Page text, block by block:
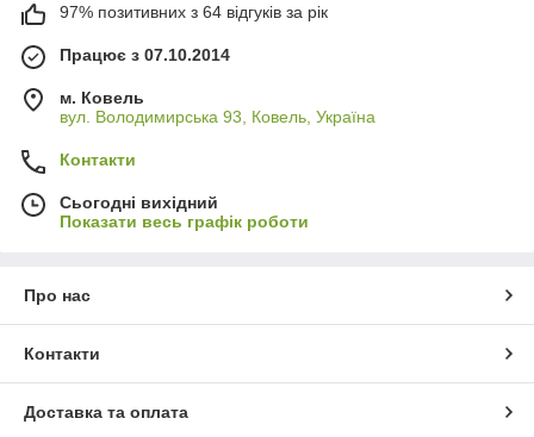
97% позитивних з 64 відгуків за рік
Працює з 07.10.2014
м. Ковель
вул. Володимирська 93, Ковель, Україна
Контакти
Сьогодні вихідний
Показати весь графік роботи
Про нас
Контакти
Доставка та оплата